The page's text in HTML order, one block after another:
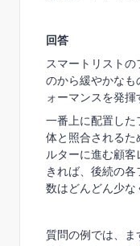
回答
スマートリスト
のから緩やかな
ォーマンスを発揮
一番上に配置し
体と照合されるた
ルターに進む顧
きれば、後続の
数はどんどん少な
質問の例では、